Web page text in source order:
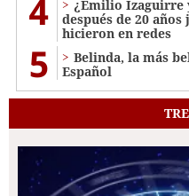
4
¿Emilio Izaguirre
después de 20
hicieron en redes
5
Belinda, la más
Español